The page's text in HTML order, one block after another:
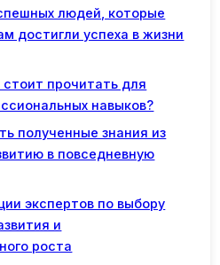
людей, которые
достигли успеха в жизни
стоит прочитать для
навыков?
полученные знания из
в повседневную
экспертов по выбору
и
роста